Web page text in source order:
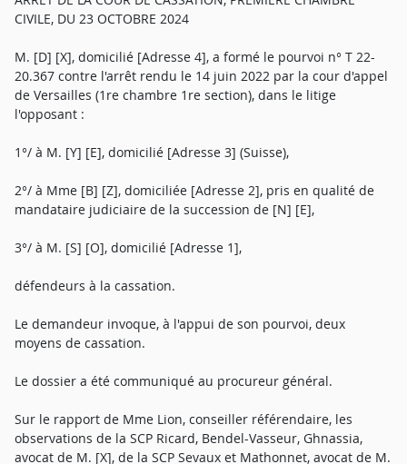
CIVILE, DU 23 OCTOBRE 2024
M. [D] [X], domicilié [Adresse 4], a formé le pourvoi n° T 22-
20.367 contre l'arrêt rendu le 14 juin 2022 par la cour d'appel
de Versailles (1re chambre 1re section), dans le litige
l'opposant :
1°/ à M. [Y] [E], domicilié [Adresse 3] (Suisse),
2°/ à Mme [B] [Z], domiciliée [Adresse 2], pris en qualité de
mandataire judiciaire de la succession de [N] [E],
3°/ à M. [S] [O], domicilié [Adresse 1],
défendeurs à la cassation.
Le demandeur invoque, à l'appui de son pourvoi, deux
moyens de cassation.
Le dossier a été communiqué au procureur général.
Sur le rapport de Mme Lion, conseiller référendaire, les
observations de la SCP Ricard, Bendel-Vasseur, Ghnassia,
avocat de M. [X], de la SCP Sevaux et Mathonnet, avocat de M.